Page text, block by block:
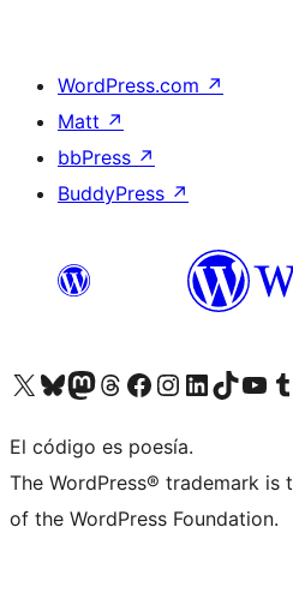
WordPress.com ↗
Matt ↗
bbPress ↗
BuddyPress ↗
Visita nuestra cuenta de X (anteriormente Twitter)
Visit our Bluesky account
Visit our Mastodon account
Visit our Threads account
Visita nuestra página de Facebook
Visita nuestra cuenta de Instagram
Visita nuestra cuenta de LinkedIn
Visit our TikTok
Visita nuestro
El código es poesía.
The WordPress® trademark
of the WordPress Foundation.